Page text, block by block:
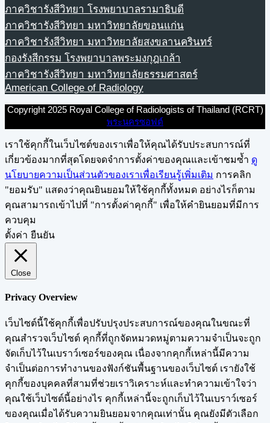
ภาควิชารังสีวิทยา โรงพยาบาลรามาธิบดี
ภาควิชารังสีวิทยา มหาวิทยาลัยขอนแก่น
ภาควิชารังสีวิทยา มหาวิทยาลัยสงขลานครินทร์
กองรังสีกรรม โรงพยาบาลพระมงกุฎเกล้า
ภาควิชารังสีวิทยา มหาวิทยาลัยธรรมศาสตร์
American College of Radiology
Copyright 2025 Royal College of Radiologists of Thailand (RCRT)
พระนครซอฟต์
เราใช้คุกกี้ในเว็บไซต์ของเราเพื่อให้คุณได้รับประสบการณ์ที่
เกี่ยวข้องมากที่สุดโดยจดจำการตั้งค่าของคุณและเข้าชมซ้ำ ดู
นโยบายความเป็นส่วนตัวของเราเพื่อเรียนรู้เพิ่มเติม การคลิก
"ยอมรับ" แสดงว่าคุณยินยอมให้ใช้คุกกี้ทั้งหมด อย่างไรก็ตาม
คุณสามารถเข้าไปที่ "การตั้งค่าคุกกี้" เพื่อให้คำยินยอมที่มีการ
ควบคุม
ตั้งค่า ยืนยัน
Close
Privacy Overview
เว็บไซต์นี้ใช้คุกกี้เพื่อปรับปรุงประสบการณ์ของคุณในขณะที่
คุณสำรวจเว็บไซต์ คุกกี้ที่ถูกจัดหมวดหมู่ตามความจำเป็นจะถูก
จัดเก็บไว้ในเบราว์เซอร์ของคุณ เนื่องจากคุกกี้เหล่านี้มีความ
จำเป็นต่อการทำงานของฟังก์ชันพื้นฐานของเว็บไซต์ เรายังใช้
คุกกี้ของบุคคลที่สามที่ช่วยเราวิเคราะห์และทำความเข้าใจว่า
คุณใช้เว็บไซต์นี้อย่างไร คุกกี้เหล่านี้จะถูกเก็บไว้ในเบราว์เซอร์
ของคุณเมื่อได้รับความยินยอมจากคุณเท่านั้น คุณยังมีตัวเลือก